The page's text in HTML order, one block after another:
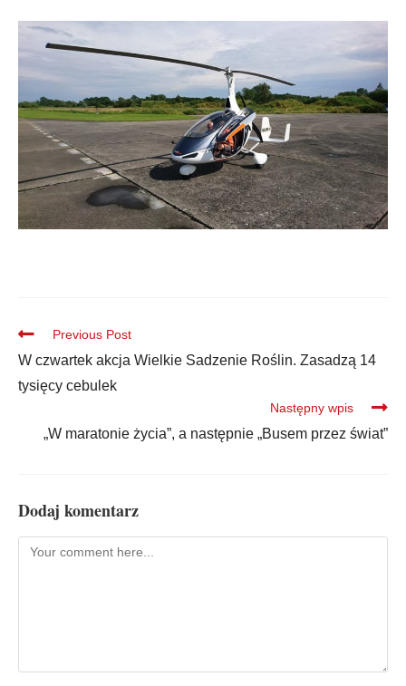
Previous Post
W czwartek akcja Wielkie Sadzenie Roślin. Zasadzą 14
tysięcy cebulek
Następny wpis
„W maratonie życia”, a następnie „Busem przez świat”
Dodaj komentarz